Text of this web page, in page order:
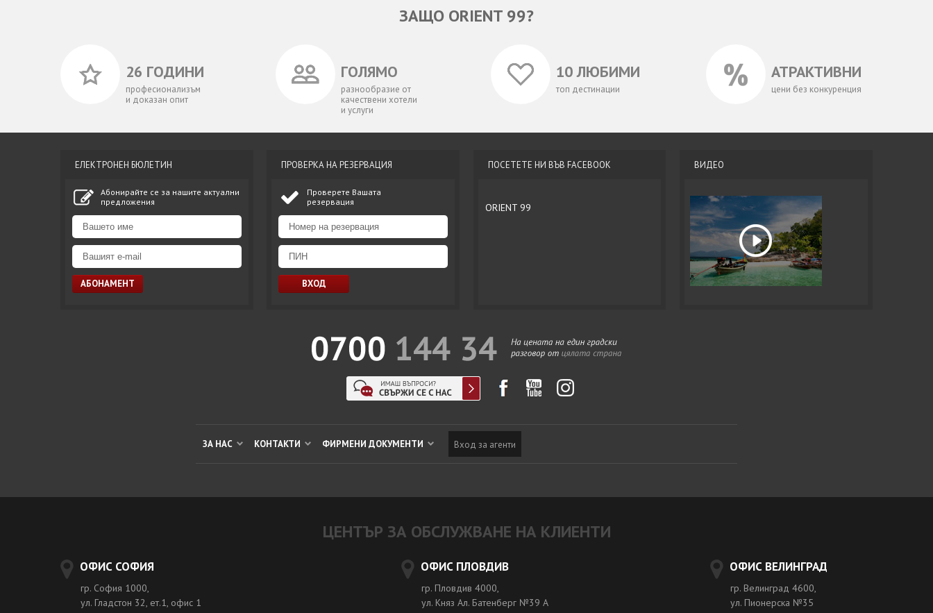
ЗАЩО ORIENT 99?
26 ГОДИНИ
професионализъм
и доказан опит
ГОЛЯМО
разнообразие от
качествени хотели
и услуги
10 ЛЮБИМИ
топ дестинации
АТРАКТИВНИ
цени без конкуренция
ЕЛЕКТРОНЕН БЮЛЕТИН
Абонирайте се за нашите актуални
предложения
ПРОВЕРКА НА РЕЗЕРВАЦИЯ
Проверете Вашата
резервация
ПОСЕТЕТЕ НИ ВЪВ FACEBOOK
ORIENT 99
ВИДЕО
ЗА НАС КОНТАКТИ ФИРМЕНИ ДОКУМЕНТИ Вход за агенти
ЦЕНТЪР ЗА ОБСЛУЖВАНЕ НА КЛИЕНТИ
ОФИС СОФИЯ
гр. София 1000,
ул. Гладстон 32, ет.1, офис 1
ОФИС ПЛОВДИВ
гр. Пловдив 4000,
ул. Княз Ал. Батенберг №39 A
ОФИС ВЕЛИНГРАД
гр. Велинград 4600,
ул. Пионерска №35